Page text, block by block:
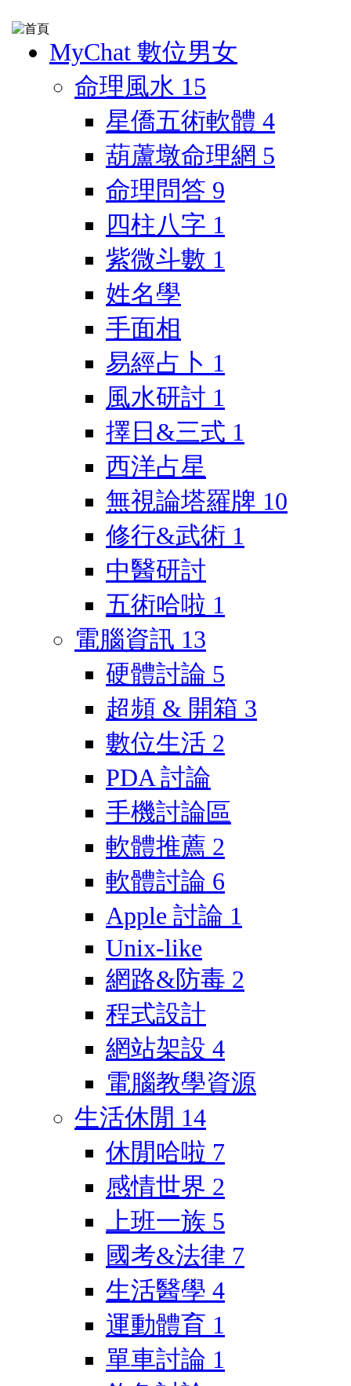
MyChat 數位男女
命理風水 15
星僑五術軟體 4
葫蘆墩命理網 5
命理問答 9
四柱八字 1
紫微斗數 1
姓名學
手面相
易經占卜 1
風水研討 1
擇日&三式 1
西洋占星
無視論塔羅牌 10
修行&武術 1
中醫研討
五術哈啦 1
電腦資訊 13
硬體討論 5
超頻 & 開箱 3
數位生活 2
PDA 討論
手機討論區
軟體推薦 2
軟體討論 6
Apple 討論 1
Unix-like
網路&防毒 2
程式設計
網站架設 4
電腦教學資源
生活休閒 14
休閒哈啦 7
感情世界 2
上班一族 5
國考&法律 7
生活醫學 4
運動體育 1
單車討論 1